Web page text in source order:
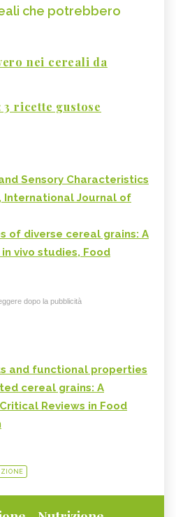
che potrebbero
nei cereali da
ricette gustose
Sensory Characteristics
International Journal of
of diverse cereal grains: A
vivo studies, Food
dopo la pubblicità
and functional properties
cereal grains: A
Reviews in Food